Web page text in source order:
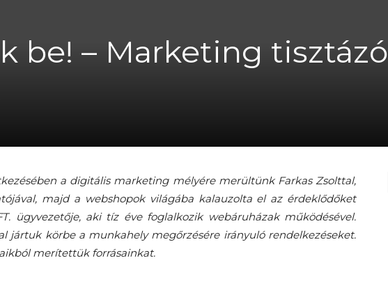
fiatalság
be! – Marketing tisztázó
a digitális marketing mélyére merültünk Farkas Zsolttal,
majd a webshopok világába kalauzolta el az érdeklődőket
ügyvezetője, aki tíz éve foglalkozik webáruházak működésével.
jártuk körbe a munkahely megőrzésére irányuló rendelkezéseket.
merítettük forrásainkat.